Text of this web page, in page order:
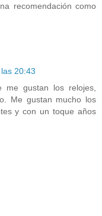
recomendación como
20:43
me gustan los relojes,
Me gustan mucho los
y con un toque años